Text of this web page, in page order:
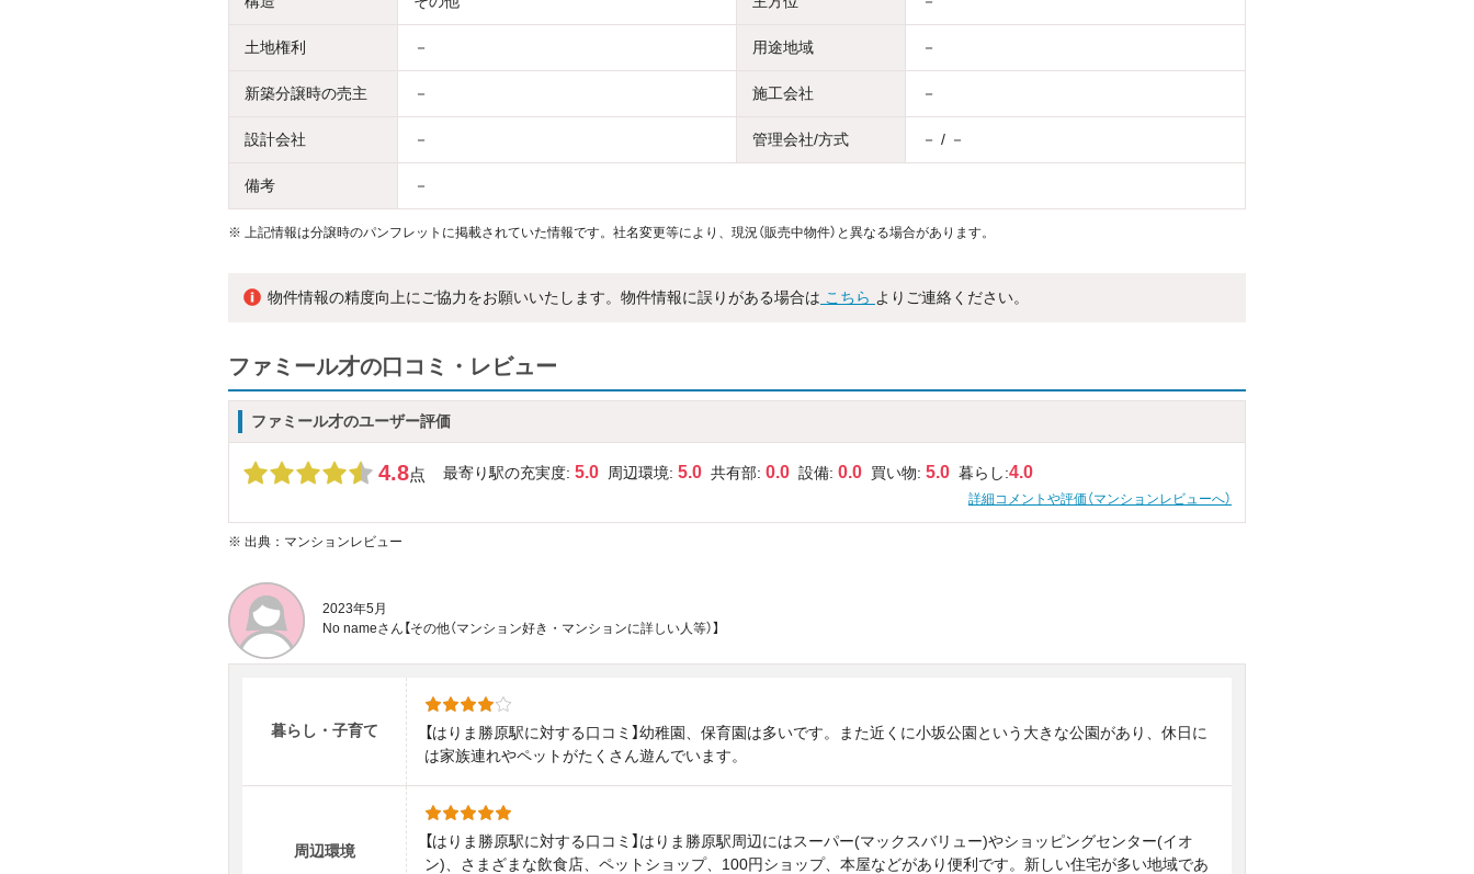
土地権利 － 用途地域 －
新築分譲時の売主 － 施工会社 －
設計会社 － 管理会社/方式 － / －
備考 －
※ 上記情報は分譲時のパンフレットに掲載されていた情報です。社名変更等により、現況（販売中物件）と異なる場合があります。
物件情報の精度向上にご協力をお願いいたします。物件情報に誤りがある場合は こちら よりご連絡ください。
ファミール才の口コミ・レビュー
ファミール才のユーザー評価
4.8点 最寄り駅の充実度: 5.0 周辺環境: 5.0 共有部: 0.0 設備: 0.0 買い物: 5.0 暮らし:4.0
詳細コメントや評価（マンションレビューへ）
※ 出典：マンションレビュー
2023年5月
No nameさん【その他（マンション好き・マンションに詳しい人等）】
暮らし・子育て
【はりま勝原駅に対する口コミ】幼稚園、保育園は多いです。また近くに小坂公園という大きな公園があり、休日に
は家族連れやペットがたくさん遊んでいます。
周辺環境
【はりま勝原駅に対する口コミ】はりま勝原駅周辺にはスーパー(マックスバリュー)やショッピングセンター(イオ
ン)、さまざまな飲食店、ペットショップ、100円ショップ、本屋などがあり便利です。新しい住宅が多い地域であ